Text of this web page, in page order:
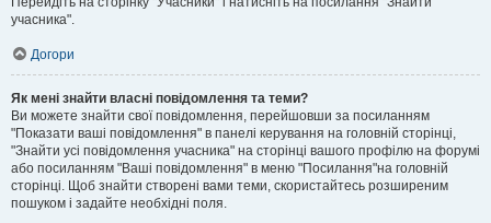
учасника".
Догори
Як мені знайти власні повідомлення та теми?
Ви можете знайти свої повідомлення, перейшовши за посиланням
"Показати ваші повідомлення" в панелі керування на головній сторінці,
"Знайти усі повідомлення учасника" на сторінці вашого профілю на форумі
або посиланням "Ваші повідомлення" в меню "Посилання"на головній
сторінці. Щоб знайти створені вами теми, скористайтесь розширеним
пошуком і задайте необхідні поля.